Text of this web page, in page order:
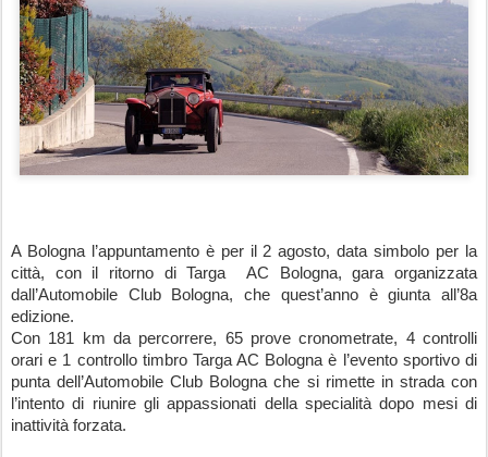
A Bologna l’appuntamento è per il 2 agosto, data simbolo per la
città, con il ritorno di Targa  AC Bologna, gara organizzata
dall’Automobile Club Bologna, che quest’anno è giunta all’8a
edizione.
Con 181 km da percorrere, 65 prove cronometrate, 4 controlli
orari e 1 controllo timbro Targa AC Bologna è l’evento sportivo di
punta dell’Automobile Club Bologna che si rimette in strada con
l’intento di riunire gli appassionati della specialità dopo mesi di
inattività forzata.